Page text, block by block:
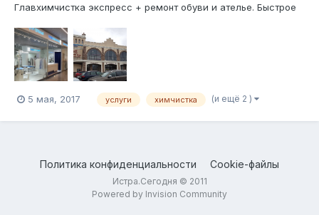
Главхимчистка экспресс + ремонт обуви и ателье. Быстрое
очередей. Доступна доставка на дом. Акция до 31.05.17 - при
чистке штор услуга "снимем и повесим" бесплатна. +7 (495)
374-99-99...
5 мая, 2017 услуги химчистка (и ещё 2 )
Политика конфиденциальности Cookie-файлы
Истра.Сегодня © 2011
Powered by Invision Community